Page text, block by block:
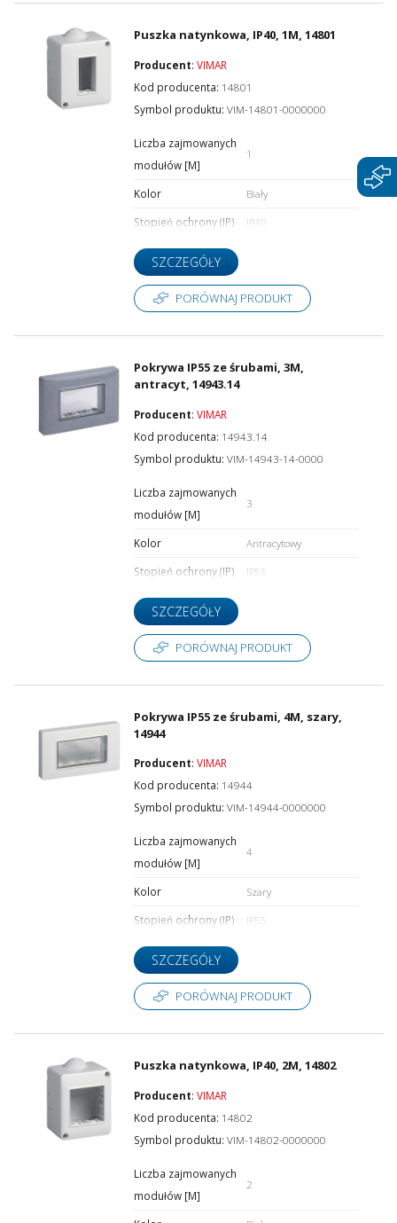
Puszka natynkowa, IP40, 1M, 14801
Producent:VIMAR
Kod producenta: 14801
Symbol produktu:VIM-14801-0000000
Liczba zajmowanych
modułów [M]
1
Kolor
Biały
Stopień ochrony (IP)
IP40
SZCZEGÓŁY
PORÓWNAJ PRODUKT
Pokrywa IP55 ze śrubami, 3M,
antracyt, 14943.14
Producent:VIMAR
Kod producenta: 14943.14
Symbol produktu:VIM-14943-14-0000
Liczba zajmowanych
modułów [M]
3
Kolor
Antracytowy
Stopień ochrony (IP)
IP55
SZCZEGÓŁY
PORÓWNAJ PRODUKT
Pokrywa IP55 ze śrubami, 4M, szary,
14944
Producent:VIMAR
Kod producenta: 14944
Symbol produktu:VIM-14944-0000000
Liczba zajmowanych
modułów [M]
4
Kolor
Szary
Stopień ochrony (IP)
IP55
SZCZEGÓŁY
PORÓWNAJ PRODUKT
Puszka natynkowa, IP40, 2M, 14802
Producent:VIMAR
Kod producenta: 14802
Symbol produktu:VIM-14802-0000000
Liczba zajmowanych
modułów [M]
2